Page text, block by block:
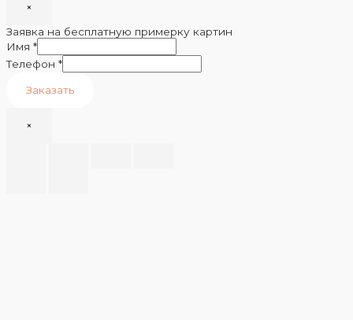
×
Заявка на бесплатную примерку картин
Имя *
Телефон *
Заказать
×